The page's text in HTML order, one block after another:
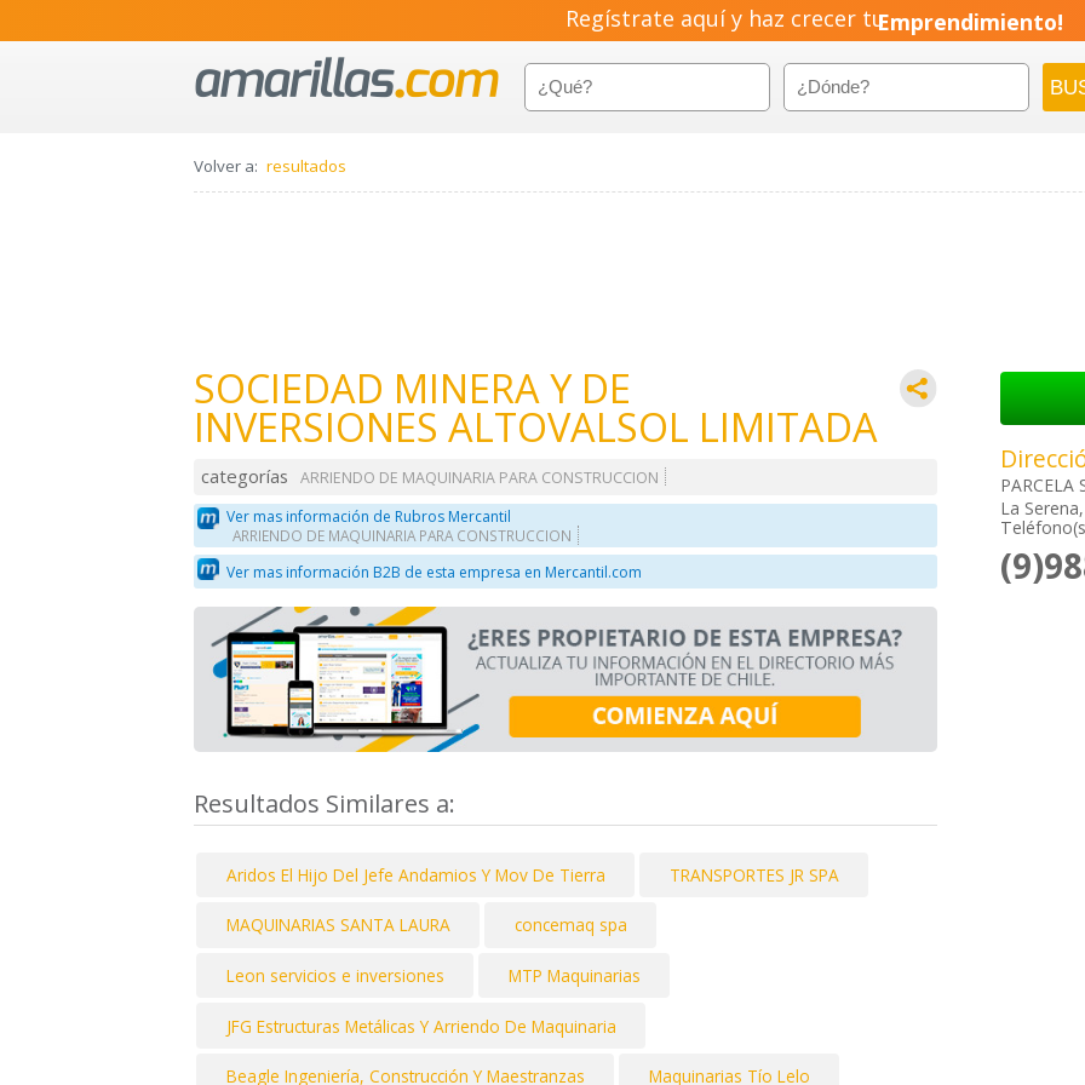
Regístrate aquí y haz crecer tuEmprendimiento!
Volver a: resultados
SOCIEDAD MINERA Y DE
INVERSIONES ALTOVALSOL LIMITADA
categorías
ARRIENDO DE MAQUINARIA PARA CONSTRUCCION
Ver mas información de Rubros Mercantil
ARRIENDO DE MAQUINARIA PARA CONSTRUCCION
Ver mas información B2B de esta empresa en Mercantil.com
Resultados Similares a:
Aridos El Hijo Del Jefe Andamios Y Mov De Tierra TRANSPORTES JR SPA
MAQUINARIAS SANTA LAURA concemaq spa
Leon servicios e inversiones MTP Maquinarias
JFG Estructuras Metálicas Y Arriendo De Maquinaria
Beagle Ingeniería, Construcción Y Maestranzas Maquinarias Tío Lelo
PARCELA
La